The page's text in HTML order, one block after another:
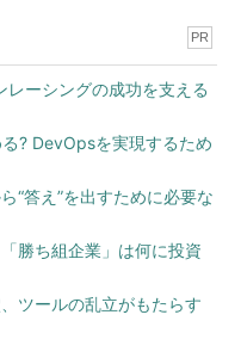
PR
ーシングの成功を支える
? DevOpsを実現するため
“答え”を出すために必要な
勝ち組企業」は何に投資
ツールの乱立がもたらす